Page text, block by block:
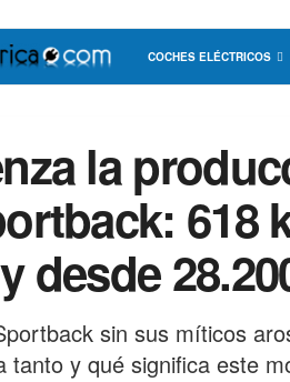
COCHES ELÉCTRICOS
la
618
desde
sin sus míticos
tanto y qué significa este